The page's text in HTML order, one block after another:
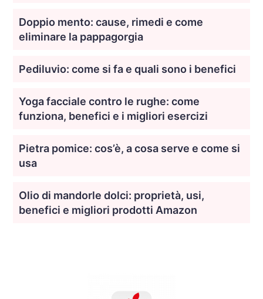
Doppio mento: cause, rimedi e come
eliminare la pappagorgia
Pediluvio: come si fa e quali sono i benefici
Yoga facciale contro le rughe: come
funziona, benefici e i migliori esercizi
Pietra pomice: cos’è, a cosa serve e come si
usa
Olio di mandorle dolci: proprietà, usi,
benefici e migliori prodotti Amazon